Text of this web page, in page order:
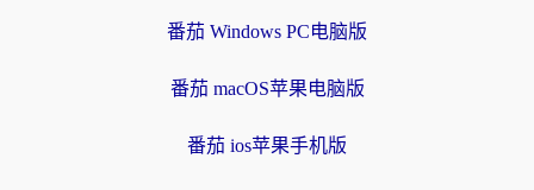
番茄 Windows PC电脑版
番茄 macOS苹果电脑版
番茄 ios苹果手机版